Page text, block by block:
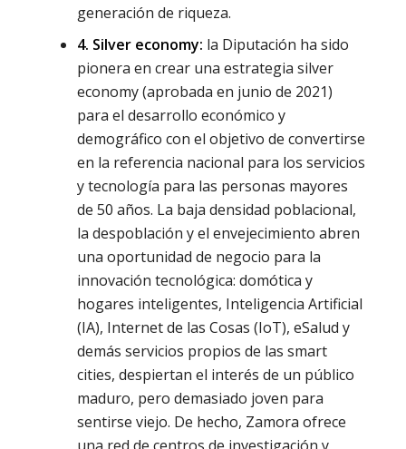
generación de riqueza.
4. Silver economy: la Diputación ha sido
pionera en crear una estrategia silver
economy (aprobada en junio de 2021)
para el desarrollo económico y
demográfico con el objetivo de convertirse
en la referencia nacional para los servicios
y tecnología para las personas mayores
de 50 años. La baja densidad poblacional,
la despoblación y el envejecimiento abren
una oportunidad de negocio para la
innovación tecnológica: domótica y
hogares inteligentes, Inteligencia Artificial
(IA), Internet de las Cosas (IoT), eSalud y
demás servicios propios de las smart
cities, despiertan el interés de un público
maduro, pero demasiado joven para
sentirse viejo. De hecho, Zamora ofrece